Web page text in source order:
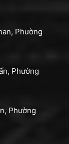
Phường
Phường
Phường